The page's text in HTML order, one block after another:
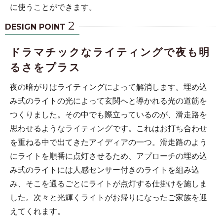
に使うことができます。
DESIGN POINT 2
ドラマチックなライティングで夜も明
るさをプラス
夜の暗がりはライティングによって解消します。埋め込
み式のライトの光によって玄関へと導かれる光の道筋を
つくりました。その中でも際立っているのが、滑走路を
思わせるようなライティングです。これはお打ち合わせ
を重ねる中で出てきたアイディアの一つ。滑走路のよう
にライトを順番に点灯させるため、アプローチの埋め込
み式のライトには人感センサー付きのライトを組み込
み、そこを通るごとにライトが点灯する仕掛けを施しま
した。次々と光輝くライトがお帰りになったご家族を迎
えてくれます。